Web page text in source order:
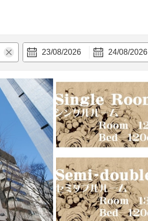
23/08/2026 24/08/2026
nghi